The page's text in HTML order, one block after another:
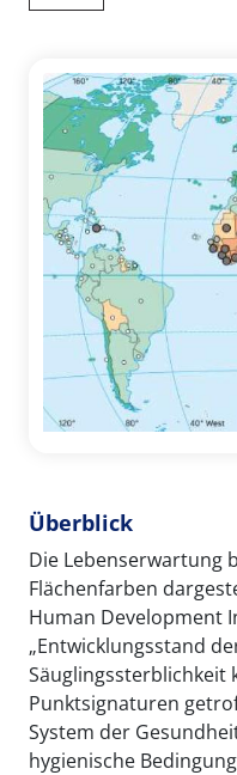
Überblick
Die Lebenserwartung
Flächenfarben
Human Development
„Entwicklungsstand
Säuglingssterblichkeit
Punktsignaturen
System der
hygienische